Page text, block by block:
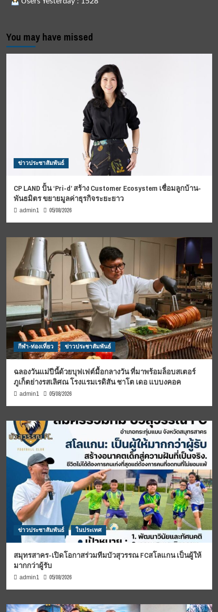
You may have missed
ข่าวประชาสัมพันธ์
CP LAND ปั้น ‘Pri-d’ สร้าง Customer Ecosystem เชื่อมลูกบ้าน-
พันธมิตร ขยายมูลค่าธุรกิจระยะยาว
admin1 05/08/2026
กีฬา-ท่องเที่ยว ข่าวประชาสัมพันธ์
ฉลองวันแม่ปีนี้ด้วยบุฟเฟต์มื้อกลางวัน ที่มาพร้อมล็อบสเตอร์
ภูเก็ตย่างรสเลิศณ โรงแรมเรดิสัน ชาโต เดอ แบบงคอค
admin1 05/08/2026
ข่าวประชาสัมพันธ์ ในประเทศ
สมุทรสาคร-เปิดโอกาสร่วมทีมบัวสุวรรณ FCสโลแกน เป็นผู้ให้
มากกว่าผู้รับ
admin1 05/08/2026